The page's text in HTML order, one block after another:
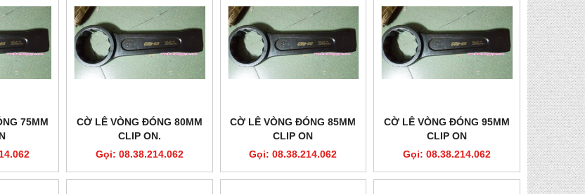
75MM
CỜ LÊ VÒNG ĐÓNG 80MM
CLIP ON.
Gọi: 08.38.214.062
CỜ LÊ VÒNG ĐÓNG 85MM
CLIP ON
Gọi: 08.38.214.062
CỜ LÊ VÒNG ĐÓNG 95MM
CLIP ON
Gọi: 08.38.214.062